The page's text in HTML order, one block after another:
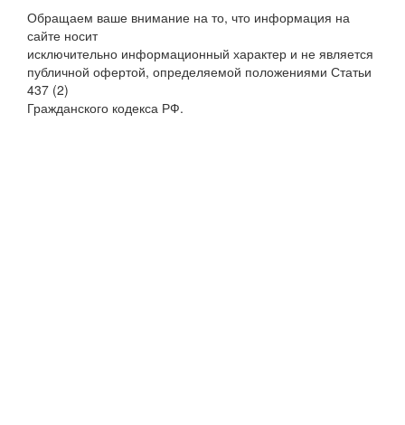
Обращаем ваше внимание на то, что информация на
сайте носит
исключительно информационный характер и не является
публичной офертой, определяемой положениями Статьи
437 (2)
Гражданского кодекса РФ.